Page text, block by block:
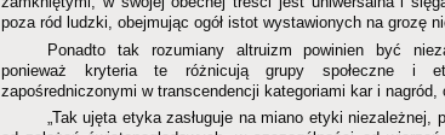
poza ród ludzki, obejmując ogół istot wystawionych na grozę
Ponadto tak rozumiany altruizm powinien być
ponieważ kryteria te różnicują grupy społeczne i
zapośredniczonymi w transcendencji kategoriami kar i
„Tak ujęta etyka zasługuje na miano etyki